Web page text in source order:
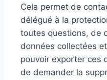
Cela permet de
délégué à la
toutes questions, de
données collectées
pouvoir exporter ces
de demander la